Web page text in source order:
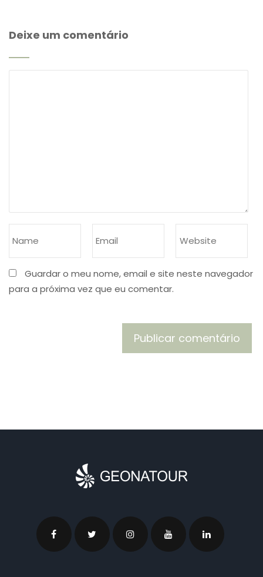
Deixe um comentário
Guardar o meu nome, email e site neste navegador
para a próxima vez que eu comentar.